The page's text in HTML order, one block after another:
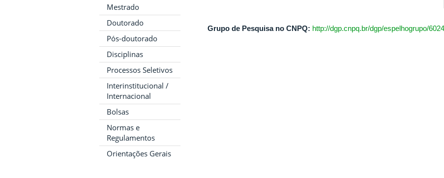
Mestrado
Doutorado
Pós-doutorado
Disciplinas
Processos Seletivos
Interinstitucional /
Internacional
Bolsas
Normas e
Regulamentos
Orientações Gerais
Grupo de Pesquisa no CNPQ: http://dgp.cnpq.br/dgp/espelhogrupo/